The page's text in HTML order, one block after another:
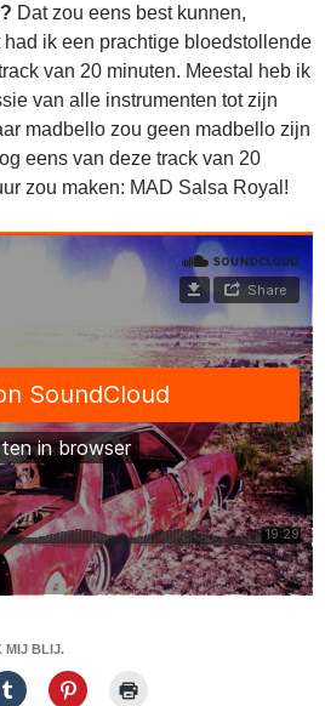
Dat zou eens best kunnen,
ik een prachtige bloedstollende
van 20 minuten. Meestal heb ik
van alle instrumenten tot zijn
madbello zou geen madbello zijn
eens van deze track van 20
zou maken: MAD Salsa Royal!
MIJ BLIJ.